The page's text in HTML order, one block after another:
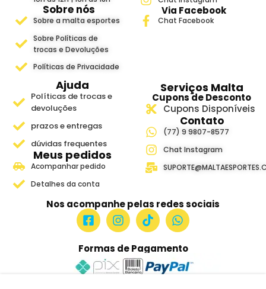
Sobre nós
Sobre a malta esportes
Sobre Políticas de
trocas e Devoluções
Políticas de Privacidade
Via Facebook
Chat Facebook
Ajuda
Políticas de trocas e
devoluções
prazos e entregas
dúvidas frequentes
Meus pedidos
Acompanhar pedido
Detalhes da conta
Serviços Malta
Cupons de Desconto
Cupons Disponíveis
Contato
(77) 9 9807-8577
Chat Instagram
Nos acompanhe pelas redes sociais
Formas de Pagamento